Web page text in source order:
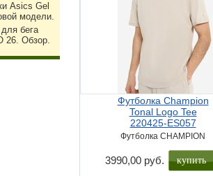
Футболка Champion
Tonal Logo Tee
220425-ES057
Футболка CHAMPION
3990,00 руб. купить
Asics Gel
модели.
бега
26. Обзор.